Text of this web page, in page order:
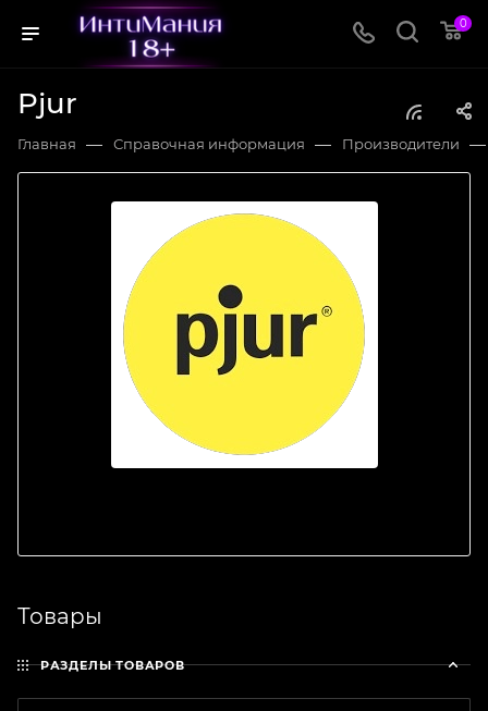
0
Pjur
Главная — Справочная информация — Производители —
Товары
РАЗДЕЛЫ ТОВАРОВ